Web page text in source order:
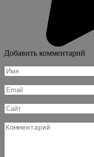
Добавить комментарий
Имя
*
Email
*
Сайт
Комментарий